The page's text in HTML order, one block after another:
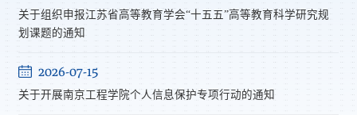
关于组织申报江苏省高等教育学会“十五五”高等教育科学研究规
划课题的通知
2026-07-15
关于开展南京工程学院个人信息保护专项行动的通知